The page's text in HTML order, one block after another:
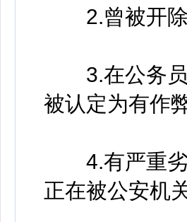
2.曾被开除
3.在公务员
被认定为有作
4.有严重劣
正在被公安机